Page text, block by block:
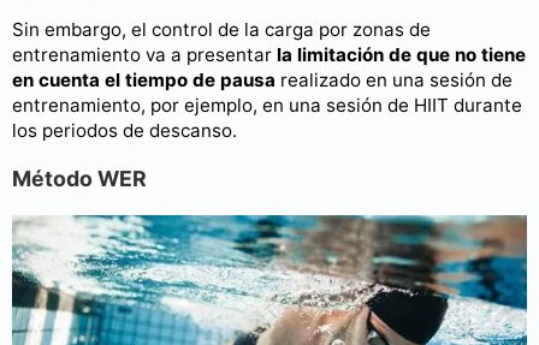
Sin embargo, el control de la carga por zonas de
entrenamiento va a presentar la limitación de que no tiene
en cuenta el tiempo de pausa realizado en una sesión de
entrenamiento, por ejemplo, en una sesión de HIIT durante
los periodos de descanso.
Método WER